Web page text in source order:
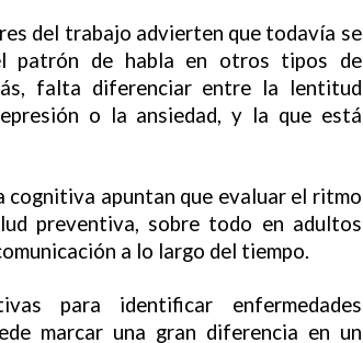
del trabajo advierten que todavía se
patrón de habla en otros tipos de
falta diferenciar entre la lentitud
o la ansiedad, y la que está
cognitiva apuntan que evaluar el ritmo
preventiva, sobre todo en adultos
a lo largo del tiempo.
para identificar enfermedades
marcar una gran diferencia en un